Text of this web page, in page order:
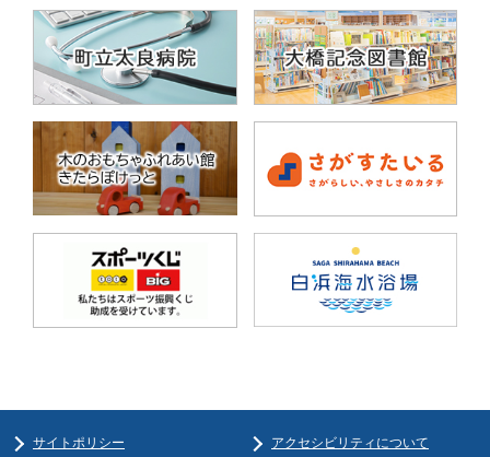
サイトポリシー
アクセシビリティについて